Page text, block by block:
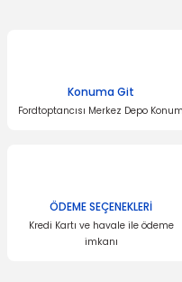
Konuma Git
Fordtoptancısı Merkez Depo Konum
ÖDEME SEÇENEKLERİ
Kredi Kartı ve havale ile ödeme
imkanı